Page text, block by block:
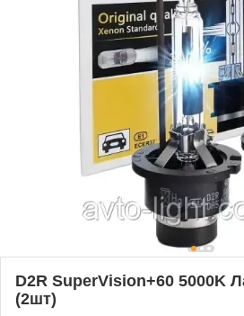
D2R SuperVision+60 5000K
(2шт)